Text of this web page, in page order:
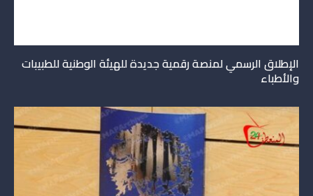
الإطلاق الرسمي لمنصة رقمية جديدة للهيئة الوطنية للطبيبات
والأطباء